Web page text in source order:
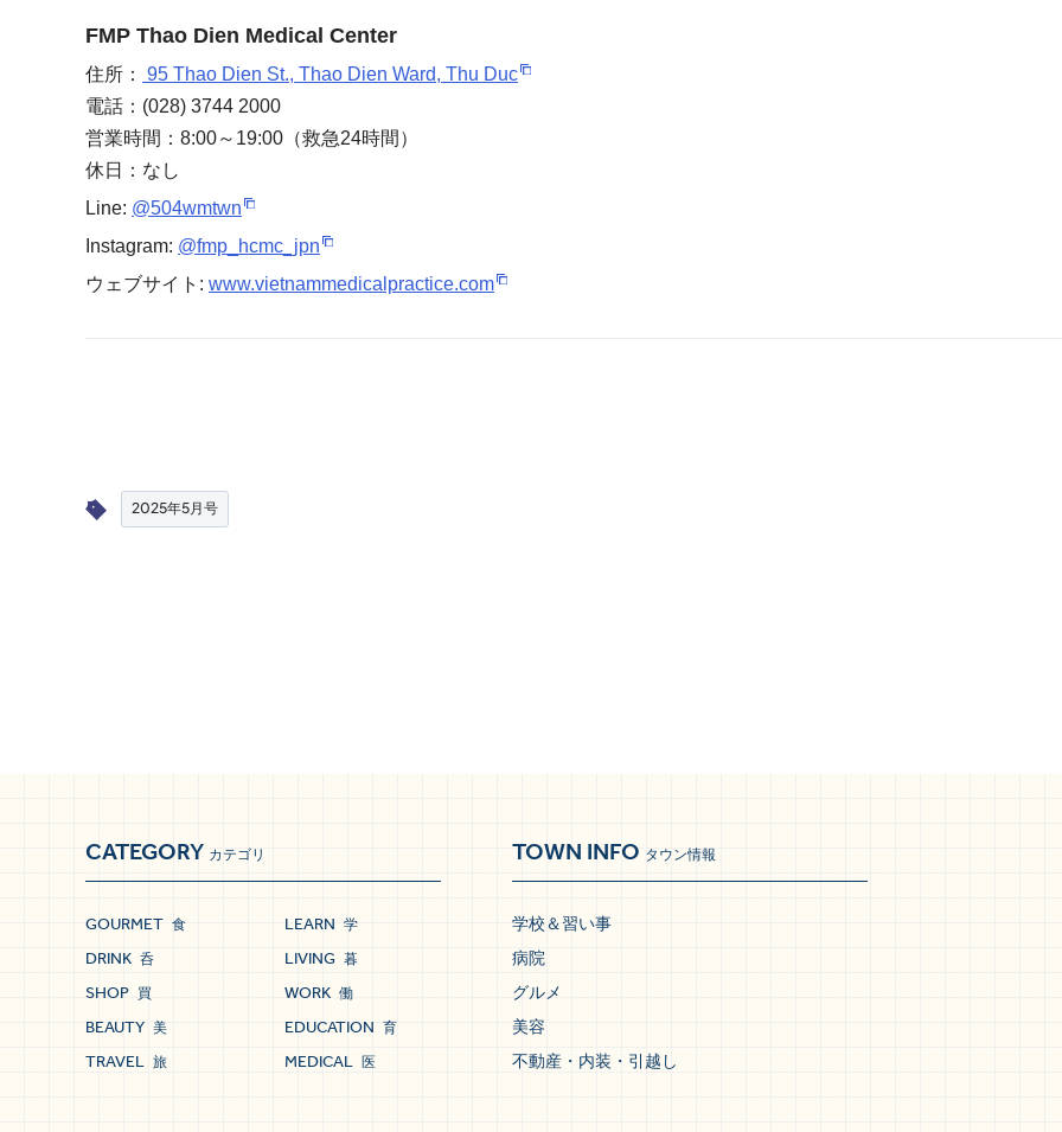
FMP Thao Dien Medical Center
住所：
95 Thao Dien St., Thao Dien Ward, Thu Duc
電話：(028) 3744 2000
営業時間：8:00～19:00（救急24時間）
休日：なし
Line: @504wmtwn
Instagram: @fmp_hcmc_jpn
ウェブサイト: www.vietnammedicalpractice.com
2025年5月号
CATEGORY カテゴリ
GOURMET 食
DRINK 呑
SHOP 買
BEAUTY 美
TRAVEL 旅
LEARN 学
LIVING 暮
WORK 働
EDUCATION 育
MEDICAL 医
TOWN INFO タウン情報
学校＆習い事
病院
グルメ
美容
不動産・内装・引越し